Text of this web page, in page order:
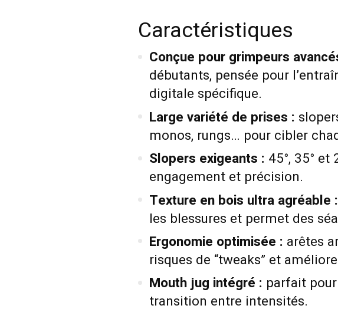
Caractéristiques
Conçue pour grimpeurs
débutants, pensée pour
digitale spécifique.
Large variété de prises :
monos, rungs… pour cibler
Slopers exigeants : 45°, 35°
engagement et précision.
Texture en bois ultra agréable :
les blessures et permet des
Ergonomie optimisée : arêtes
risques de “tweaks” et
Mouth jug intégré : parfait
transition entre intensités.